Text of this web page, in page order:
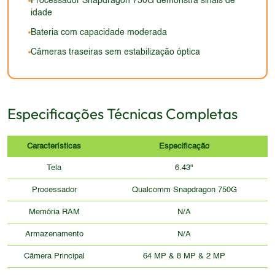
idade
Bateria com capacidade moderada
Câmeras traseiras sem estabilização óptica
Especificações Técnicas Completas
Características Especificação
Tela 6.43"
Processador Qualcomm Snapdragon 750G
Memória RAM N/A
Armazenamento N/A
Câmera Principal 64 MP & 8 MP & 2 MP